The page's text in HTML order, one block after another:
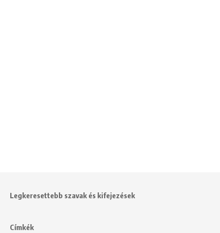
Legkeresettebb szavak és kifejezések
Címkék